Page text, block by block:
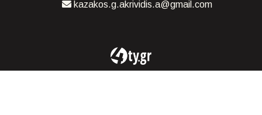
kazakos.g.akrividis.a@gmail.com